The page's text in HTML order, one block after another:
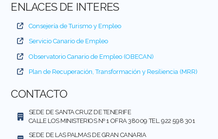
ENLACES DE INTERES
Consejería de Turismo y Empleo
Servicio Canario de Empleo
Observatorio Canario de Empleo (OBECAN)
Plan de Recuperación, Transformación y Resiliencia (MRR)
CONTACTO
SEDE DE SANTA CRUZ DE TENERIFE
CALLE LOS MINISTERIOS Nº 1 OFRA 38009 TEL. 922 598 301
SEDE DE LAS PALMAS DE GRAN CANARIA